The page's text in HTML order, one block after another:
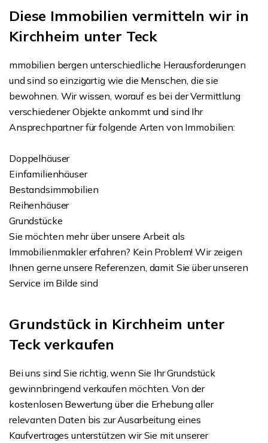
Diese Immobilien vermitteln wir in
Kirchheim unter Teck
mmobilien bergen unterschiedliche Herausforderungen
und sind so einzigartig wie die Menschen, die sie
bewohnen. Wir wissen, worauf es bei der Vermittlung
verschiedener Objekte ankommt und sind Ihr
Ansprechpartner für folgende Arten von Immobilien:
Doppelhäuser
Einfamilienhäuser
Bestandsimmobilien
Reihenhäuser
Grundstücke
Sie möchten mehr über unsere Arbeit als
Immobilienmakler erfahren? Kein Problem! Wir zeigen
Ihnen gerne unsere Referenzen, damit Sie über unseren
Service im Bilde sind
Grundstück in Kirchheim unter
Teck verkaufen
Bei uns sind Sie richtig, wenn Sie Ihr Grundstück
gewinnbringend verkaufen möchten. Von der
kostenlosen Bewertung über die Erhebung aller
relevanten Daten bis zur Ausarbeitung eines
Kaufvertrages unterstützen wir Sie mit unserer